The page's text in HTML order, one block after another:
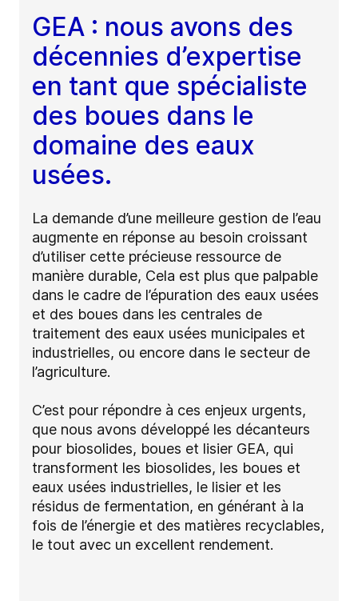
GEA : nous avons des
décennies d’expertise
en tant que spécialiste
des boues dans le
domaine des eaux
usées.
La demande d’une meilleure gestion de l’eau
augmente en réponse au besoin croissant
d’utiliser cette précieuse ressource de
manière durable, Cela est plus que palpable
dans le cadre de l’épuration des eaux usées
et des boues dans les centrales de
traitement des eaux usées municipales et
industrielles, ou encore dans le secteur de
l’agriculture.
C’est pour répondre à ces enjeux urgents,
que nous avons développé les décanteurs
pour biosolides, boues et lisier GEA, qui
transforment les biosolides, les boues et
eaux usées industrielles, le lisier et les
résidus de fermentation, en générant à la
fois de l’énergie et des matières recyclables,
le tout avec un excellent rendement.